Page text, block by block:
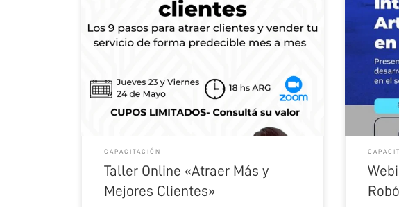
Taller Online diseñado específicamente para
Arquitectos, con el objetivo de proporcionar
herramientas y estrategias esenciales para atraer
mercado. Detalles del Taller: – Fechas: Jueves 23 y
Viernes 24 de Mayo – Horario: De 18:00 a 20:00 hs –
Modalidad: Virtual en Vivo […]
CAPACITACIÓN
Taller Online «Atraer Más y
Mejores Clientes»
La Red
invita a
sobre
de mayo